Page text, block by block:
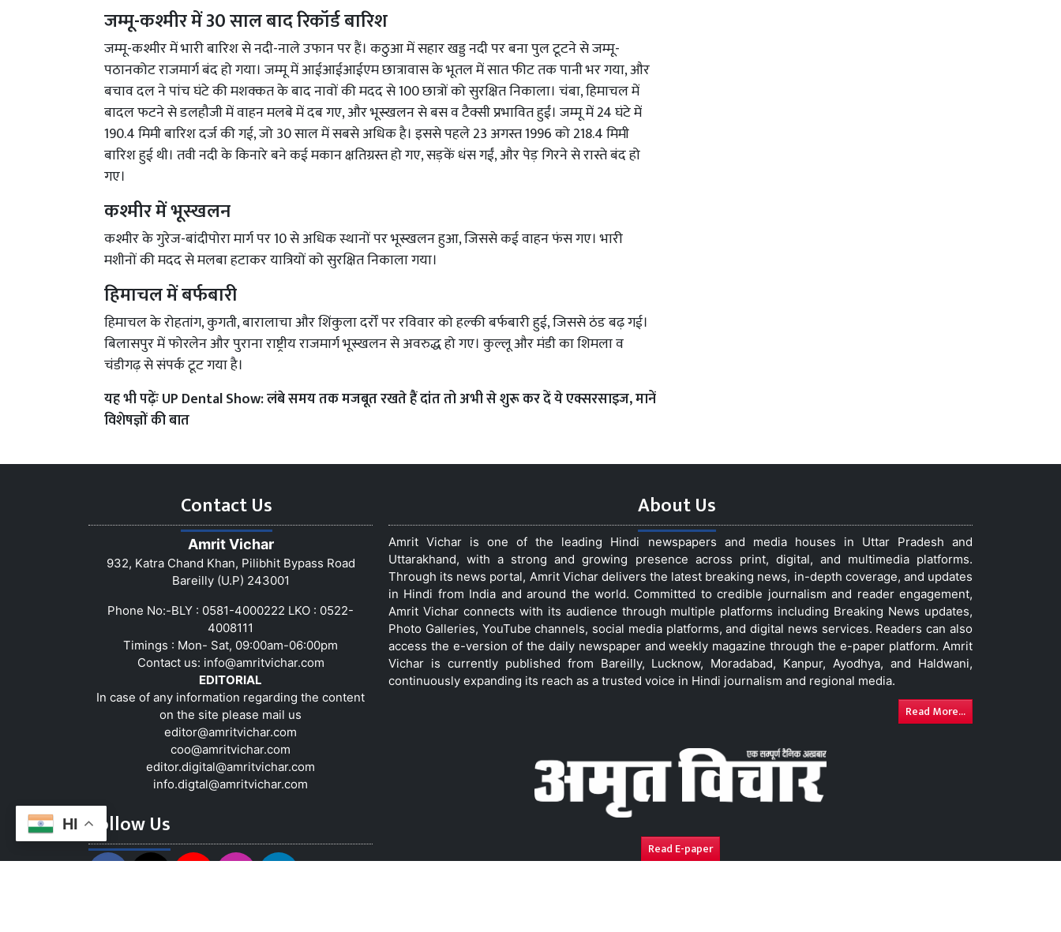
HI
जम्मू-कश्मीर में 30 साल बाद रिकॉर्ड बारिश
जम्मू-कश्मीर में भारी बारिश से नदी-नाले उफान पर हैं। कठुआ में सहार खड्ड नदी पर बना पुल टूटने से जम्मू-
पठानकोट राजमार्ग बंद हो गया। जम्मू में आईआईआईएम छात्रावास के भूतल में सात फीट तक पानी भर गया, और
बचाव दल ने पांच घंटे की मशक्कत के बाद नावों की मदद से 100 छात्रों को सुरक्षित निकाला। चंबा, हिमाचल में
बादल फटने से डलहौजी में वाहन मलबे में दब गए, और भूस्खलन से बस व टैक्सी प्रभावित हुईं। जम्मू में 24 घंटे में
190.4 मिमी बारिश दर्ज की गई, जो 30 साल में सबसे अधिक है। इससे पहले 23 अगस्त 1996 को 218.4 मिमी
बारिश हुई थी। तवी नदी के किनारे बने कई मकान क्षतिग्रस्त हो गए, सड़कें धंस गईं, और पेड़ गिरने से रास्ते बंद हो
गए।
कश्मीर में भूस्खलन
कश्मीर के गुरेज-बांदीपोरा मार्ग पर 10 से अधिक स्थानों पर भूस्खलन हुआ, जिससे कई वाहन फंस गए। भारी
मशीनों की मदद से मलबा हटाकर यात्रियों को सुरक्षित निकाला गया।
हिमाचल में बर्फबारी
हिमाचल के रोहतांग, कुगती, बारालाचा और शिंकुला दर्रों पर रविवार को हल्की बर्फबारी हुई, जिससे ठंड बढ़ गई।
बिलासपुर में फोरलेन और पुराना राष्ट्रीय राजमार्ग भूस्खलन से अवरुद्ध हो गए। कुल्लू और मंडी का शिमला व
चंडीगढ़ से संपर्क टूट गया है।
यह भी पढ़ेंःUP Dental Show: लंबे समय तक मजबूत रखते हैं दांत तो अभी से शुरू कर दें ये एक्सरसाइज, मानें
विशेषज्ञों की बात
Contact Us
Amrit Vichar
932, Katra Chand Khan, Pilibhit Bypass Road
Bareilly (U.P) 243001
Phone No:-BLY : 0581-4000222 LKO : 0522-
4008111
Timings : Mon- Sat, 09:00am-06:00pm
Contact us: info@amritvichar.com
EDITORIAL
In case of any information regarding the content
on the site please mail us
editor@amritvichar.com
coo@amritvichar.com
editor.digital@amritvichar.com
info.digtal@amritvichar.com
Follow Us
About Us
Amrit Vichar is one of the leading Hindi newspapers and media houses in Uttar Pradesh and
Uttarakhand, with a strong and growing presence across print, digital, and multimedia platforms.
Through its news portal, Amrit Vichar delivers the latest breaking news, in-depth coverage, and updates
in Hindi from India and around the world. Committed to credible journalism and reader engagement,
Amrit Vichar connects with its audience through multiple platforms including Breaking News updates,
Photo Galleries, YouTube channels, social media platforms, and digital news services. Readers can also
access the e-version of the daily newspaper and weekly magazine through the e-paper platform. Amrit
Vichar is currently published from Bareilly, Lucknow, Moradabad, Kanpur, Ayodhya, and Haldwani,
continuously expanding its reach as a trusted voice in Hindi journalism and regional media.
Read More...
Read E-paper